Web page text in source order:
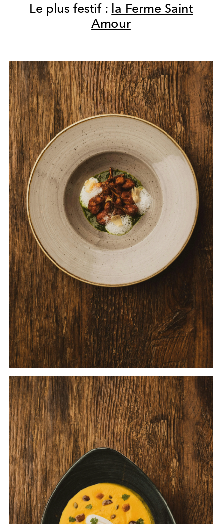
Le plus festif : la Ferme Saint
Amour